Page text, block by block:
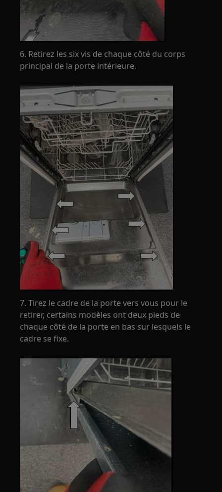
6. Retirez les six vis de chaque côté du corps
principal de la porte intérieure.
7. Tirez le cadre de la porte vers vous pour le
retirer, certains modèles ont deux pieds de
chaque côté de la porte en bas sur lesquels le
cadre se fixe.